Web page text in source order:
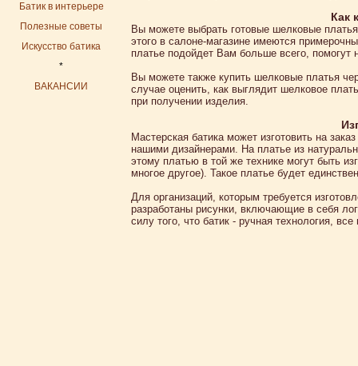
Батик в интерьере
Полезные советы
Искусство батика
*
ВАКАНСИИ
Как
Вы можете выбрать готовые шелковые
этого в салоне-магазине имеются
платье подойдет Вам больше всего, помогут
Вы можете также купить шелковые платья
случае оценить, как выглядит шелковое
при получении изделия.
Мастерская батика может изготовить на
нашими дизайнерами. На платье из
этому платью в той же технике могут быть
многое другое). Такое платье будет
Для организаций, которым требуется
разработаны рисунки, включающие в себя
силу того, что батик - ручная технология,